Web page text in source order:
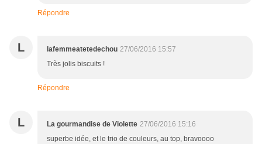
Répondre
L lafemmeatetedechou 27/06/2016 15:57
Très jolis biscuits !
Répondre
L La gourmandise de Violette 27/06/2016 15:16
superbe idée, et le trio de couleurs, au top, bravoooo